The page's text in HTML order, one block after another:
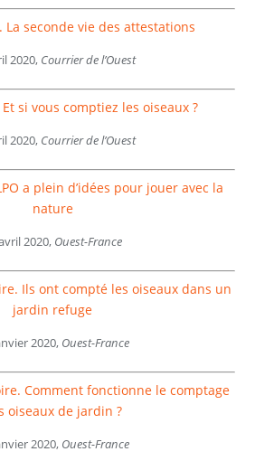
La seconde vie des attestations
2020, Courrier de l’Ouest
si vous comptiez les oiseaux ?
2020, Courrier de l’Ouest
a plein d’idées pour jouer avec la
nature
2020, Ouest-France
Ils ont compté les oiseaux dans un
jardin refuge
2020, Ouest-France
Comment fonctionne le comptage
oiseaux de jardin ?
2020, Ouest-France